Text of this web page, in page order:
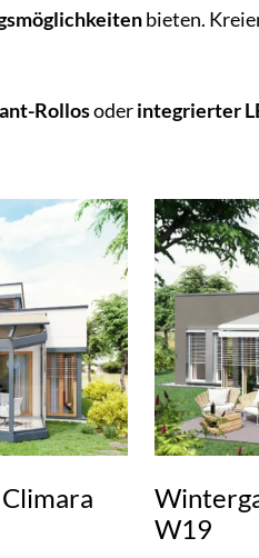
bieten.
Rollosoderintegrierter
W19